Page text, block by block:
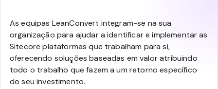
As equipas LeanConvert integram-se na sua
organização para ajudar a identificar e implementar as
Sitecore plataformas que trabalham para si,
oferecendo soluções baseadas em valor atribuindo
todo o trabalho que fazem a um retorno específico
do seu investimento.